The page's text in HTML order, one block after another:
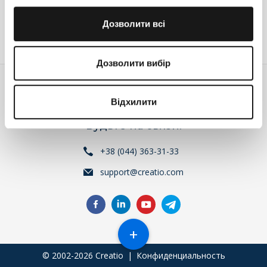
Дозволити всі
Дозволити вибір
Відхилити
зарегистрируйтесь, что бы комментировать
Будьте на связи!
+38 (044) 363-31-33
support@creatio.com
© 2002-2026 Creatio | Конфиденциальность
+